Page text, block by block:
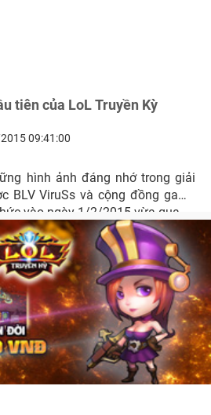
tiên của LoL Truyền Kỳ
09:41:00
hình ảnh đáng nhớ trong giải
BLV ViruSs và cộng đồng game
vào ngày 1/2/2015 vừa qua.